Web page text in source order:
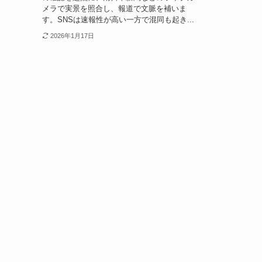
メラで実景を照合し、報道で文脈を補いま
す。SNSは速報性が高い一方で混同も起き...
2026年1月17日